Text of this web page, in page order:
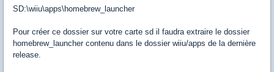
SD:\wiiu\apps\homebrew_launcher
Pour créer ce dossier sur votre carte sd il faudra extraire le dossier
homebrew_launcher contenu dans le dossier wiiu/apps de la dernière
release.